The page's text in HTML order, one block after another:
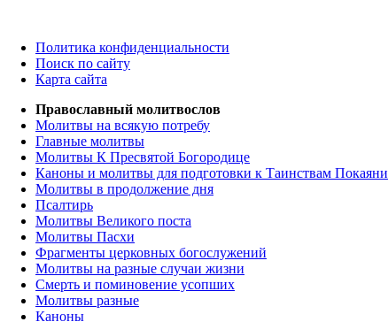
Политика конфиденциальности
Поиск по сайту
Карта сайта
Православный молитвослов
Молитвы на всякую потребу
Главные молитвы
Молитвы К Пресвятой Богородице
Каноны и молитвы для подготовки к Таинствам
Молитвы в продолжение дня
Псалтирь
Молитвы Великого поста
Молитвы Пасхи
Фрагменты церковных богослужений
Молитвы на разные случаи жизни
Смерть и поминовение усопших
Молитвы разные
Каноны